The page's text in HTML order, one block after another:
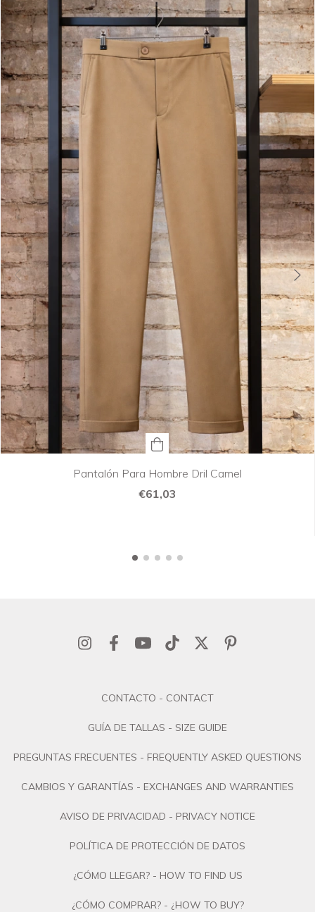
Pantalón Para Hombre Dril Camel
€61,03
CONTACTO - CONTACT
GUÍA DE TALLAS - SIZE GUIDE
PREGUNTAS FRECUENTES - FREQUENTLY ASKED QUESTIONS
CAMBIOS Y GARANTÍAS - EXCHANGES AND WARRANTIES
AVISO DE PRIVACIDAD - PRIVACY NOTICE
POLÍTICA DE PROTECCIÓN DE DATOS
¿CÓMO LLEGAR? - HOW TO FIND US
¿CÓMO COMPRAR? - ¿HOW TO BUY?